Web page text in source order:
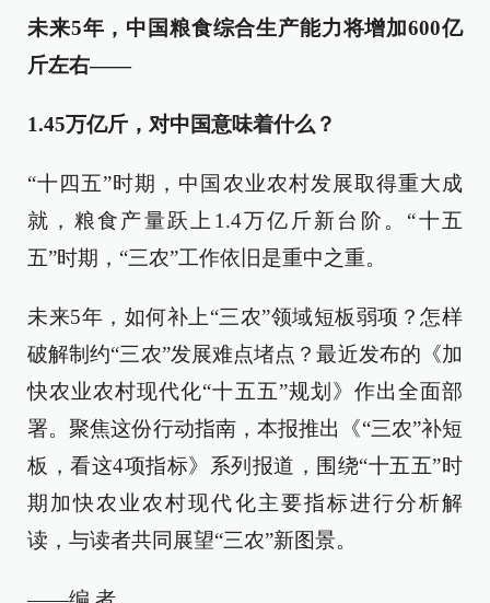
未来5年，中国粮食综合生产能力将增加600亿
斤左右——
1.45万亿斤，对中国意味着什么？
“十四五”时期，中国农业农村发展取得重大成
就，粮食产量跃上1.4万亿斤新台阶。“十五
五”时期，“三农”工作依旧是重中之重。
未来5年，如何补上“三农”领域短板弱项？怎样
破解制约“三农”发展难点堵点？最近发布的《加
快农业农村现代化“十五五”规划》作出全面部
署。聚焦这份行动指南，本报推出《“三农”补短
板，看这4项指标》系列报道，围绕“十五五”时
期加快农业农村现代化主要指标进行分析解
读，与读者共同展望“三农”新图景。